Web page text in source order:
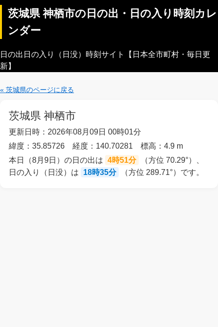
茨城県 神栖市の日の出・日の入り時刻カレ
ンダー
日の出日の入り（日没）時刻サイト【日本全市町村・毎日更
新】
« 茨城県のページに戻る
茨城県 神栖市
更新日時：2026年08月09日 00時01分
緯度：35.85726 経度：140.70281 標高：4.9 m
本日（8月9日）の日の出は 4時51分
（方位 70.29°）、
日の入り（日没）は
18時35分 （方位 289.71°）です。